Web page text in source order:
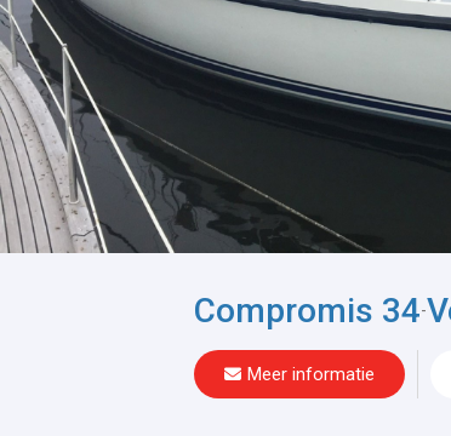
Compromis 34-
Meer informatie